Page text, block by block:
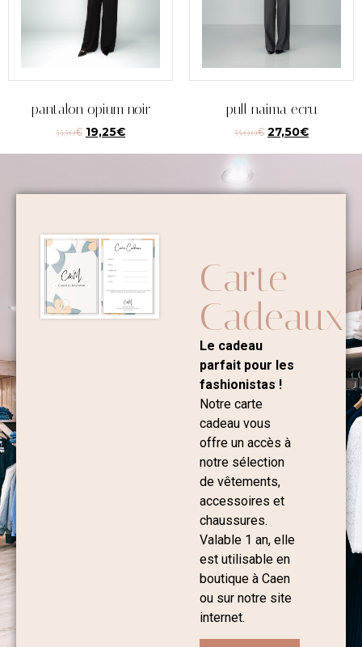
pantalon opium noir
55,50€ 19,25€
pull naima ecru
55,00€ 27,50€
Carte
Cadeaux
Le cadeau
parfait pour les
fashionistas !
Notre carte
cadeau vous
offre un accès à
notre sélection
de vêtements,
accessoires et
chaussures.
Valable 1 an, elle
est utilisable en
boutique à Caen
ou sur notre site
internet.